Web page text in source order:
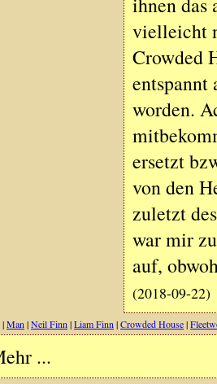
vielleicht
Crowded
worden.
ersetzt
von den
zuletzt
war mir
auf,
(2018-09-22)
|Man |Neil Finn |Liam Finn |Crowded House|
...